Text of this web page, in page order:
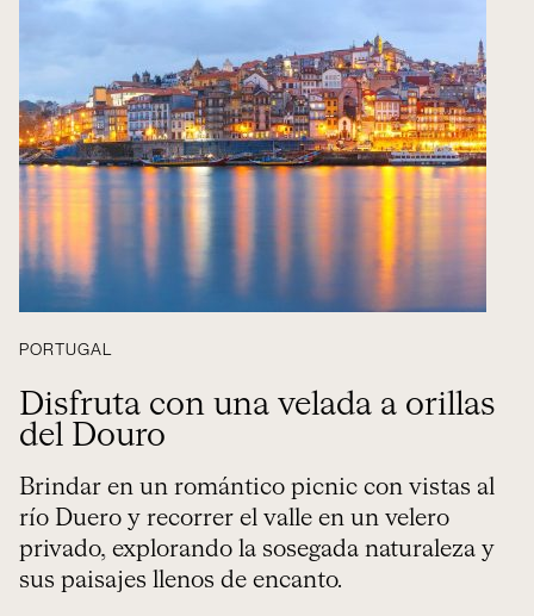
PORTUGAL
Disfruta con una velada a orillas
del Douro
Brindar en un romántico picnic con vistas al
río Duero y recorrer el valle en un velero
privado, explorando la sosegada naturaleza y
sus paisajes llenos de encanto.